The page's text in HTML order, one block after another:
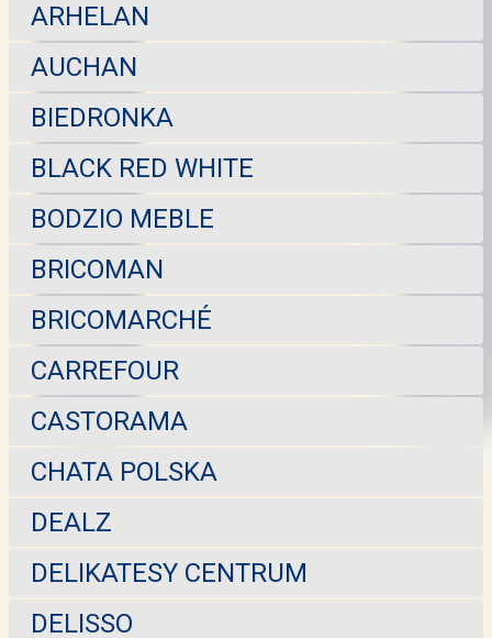
ARHELAN
AUCHAN
BIEDRONKA
BLACK RED WHITE
BODZIO MEBLE
BRICOMAN
BRICOMARCHÉ
CARREFOUR
CASTORAMA
CHATA POLSKA
DEALZ
DELIKATESY CENTRUM
DELISSO